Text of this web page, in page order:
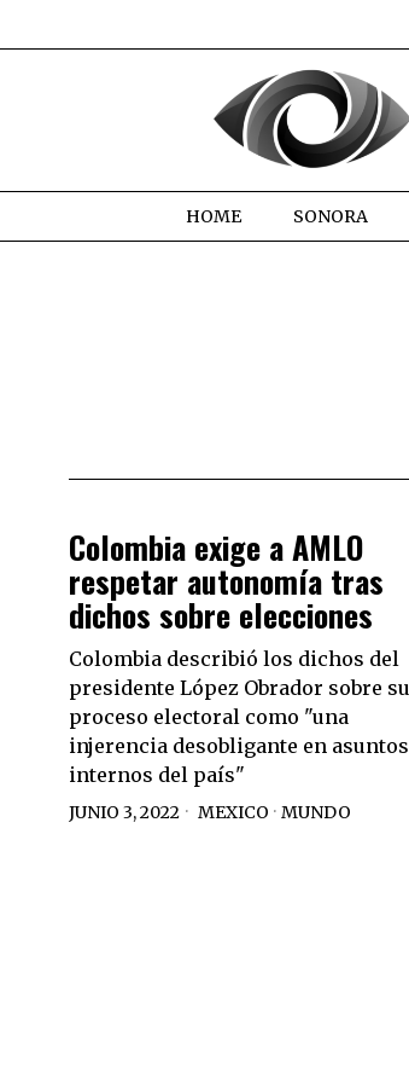
HOME SONORA
Colombia exige a AMLO
respetar autonomía tras
dichos sobre elecciones
Colombia describió los dichos del
presidente López Obrador sobre su
proceso electoral como "una
injerencia desobligante en asuntos
internos del país"
JUNIO 3, 2022 MEXICO · MUNDO